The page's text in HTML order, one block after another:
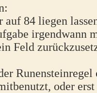
84 liegen
irgendwann
Feld
Runensteinregel
oder